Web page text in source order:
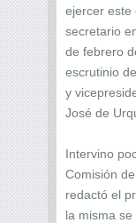
ejercer este
secretario
de febrero
escrutinio
y
José de
Intervino
Comisión
redactó el
la misma